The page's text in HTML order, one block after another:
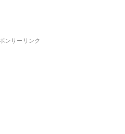
ンサーリンク